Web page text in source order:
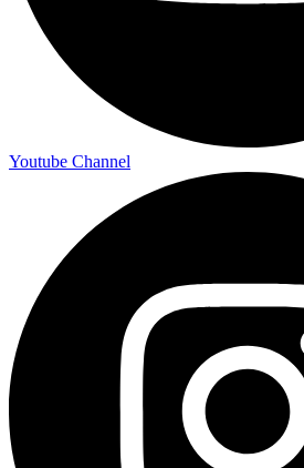
Youtube Channel